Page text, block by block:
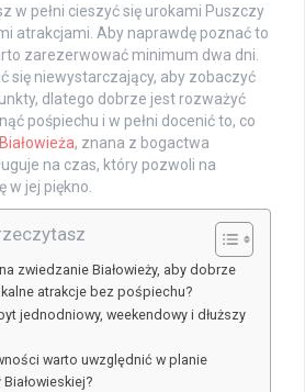
w pełni cieszyć się urokami Puszczy
atrakcjami. Aby naprawdę poznać to
zarezerwować minimum dwa dni.
się niewystarczający, aby zobaczyć
dlatego dobrze jest rozważyć
pośpiechu i w pełni docenić to, co
Białowieża, znana z bogactwa
na czas, który pozwoli na
w jej piękno.
zwiedzanie Białowieży, aby dobrze
atrakcje bez pośpiechu?
jednodniowy, weekendowy i dłuższy
warto uwzględnić w planie